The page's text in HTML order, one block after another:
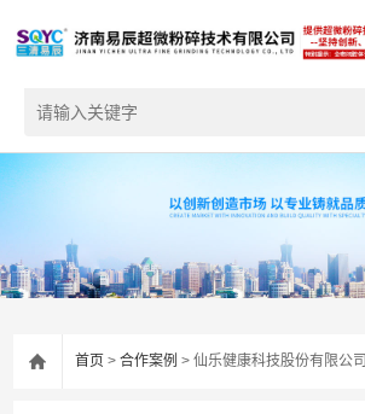
首页 >合作案例 > 仙乐健康科技股份有限公司